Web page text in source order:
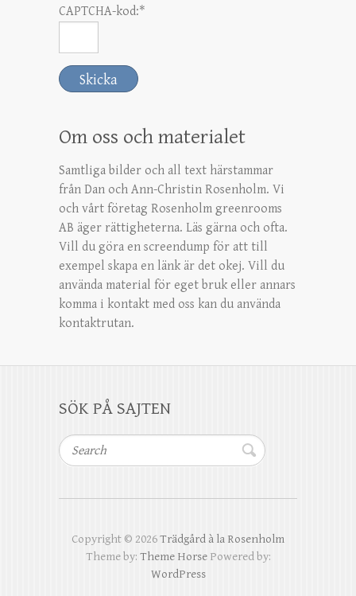
CAPTCHA-kod:*
Om oss och materialet
Samtliga bilder och all text härstammar
från Dan och Ann-Christin Rosenholm. Vi
och vårt företag Rosenholm greenrooms
AB äger rättigheterna. Läs gärna och ofta.
Vill du göra en screendump för att till
exempel skapa en länk är det okej. Vill du
använda material för eget bruk eller annars
komma i kontakt med oss kan du använda
kontaktrutan.
SÖK PÅ SAJTEN
Search
Copyright © 2026Trädgård à la Rosenholm
Theme by: Theme HorsePowered by:
WordPress